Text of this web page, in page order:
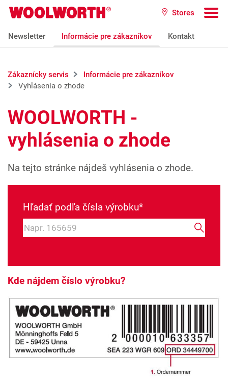
Prejsť na hlavný obsah
Woolworth GmbH Stores
Newsletter Informácie pre zákazníkov Kontakt
Zákaznícky servis
Informácie pre zákazníkov
Vyhlásenia o zhode
WOOLWORTH -
vyhlásenia o zhode
Na tejto stránke nájdeš vyhlásenia o zhode.
Hľadať podľa čísla výrobku*
Kde nájdem číslo výrobku?